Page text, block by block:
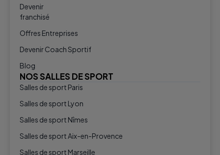
Devenir
franchisé
Offres Entreprises
Devenir Coach Sportif
Blog
NOS SALLES DE SPORT
Salles de sport Paris
Salles de sport Lyon
Salles de sport Nîmes
Salles de sport Aix-en-Provence
Salles de sport Marseille